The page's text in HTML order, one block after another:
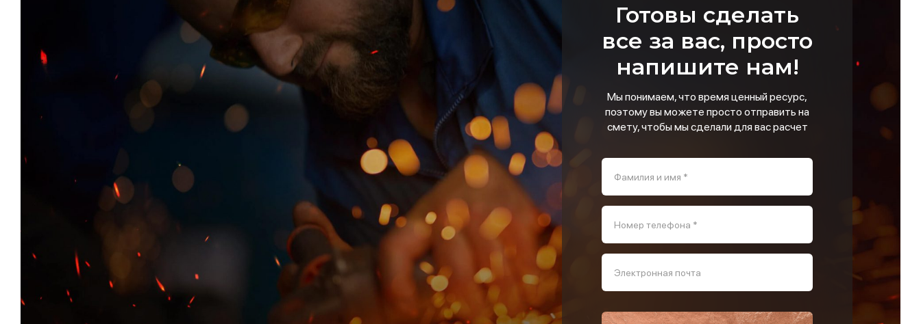
Готовы сделать
все за вас, просто
напишите нам!
Мы понимаем, что время ценный ресурс,
поэтому вы можете просто отправить на
смету, чтобы мы сделали для вас расчет
Фамилия и имя *
Номер телефона *
Электронная почта